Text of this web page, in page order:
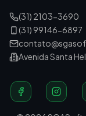
(31) 2103-3690
(31) 99146-6897
Avenida Santa